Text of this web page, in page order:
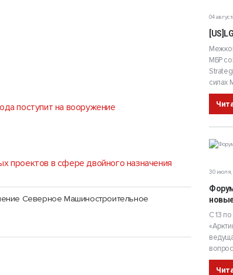
поступит на вооружение
проектов в сфере двойного назначения
Северное Машиностроительное
04
МБР
силах
30 июля,
С 13